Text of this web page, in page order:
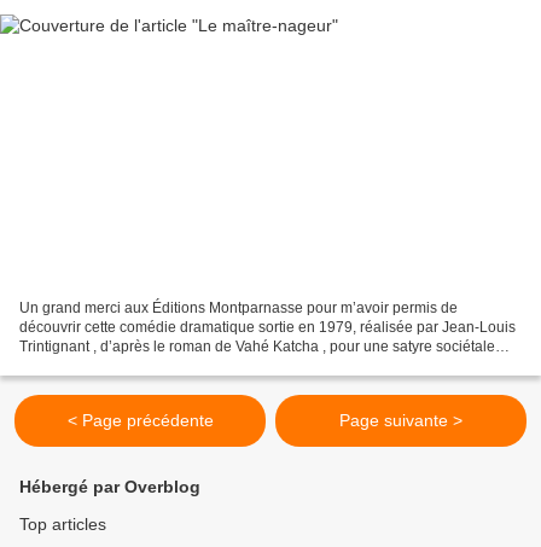
Un grand merci aux Éditions Montparnasse pour m’avoir permis de
découvrir cette comédie dramatique sortie en 1979, réalisée par Jean-Louis
Trintignant , d’après le roman de Vahé Katcha , pour une satyre sociétale
< Page précédente Page suivante >
Hébergé par Overblog
Top articles